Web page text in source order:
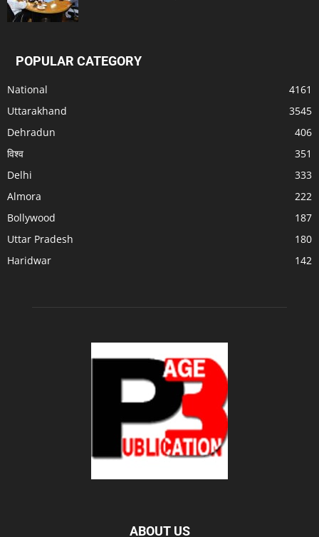
POPULAR CATEGORY
National
4161
Uttarakhand
3545
Dehradun
406
विश्व
351
Delhi
333
Almora
222
Bollywood
187
Uttar Pradesh
180
Haridwar
142
ABOUT US